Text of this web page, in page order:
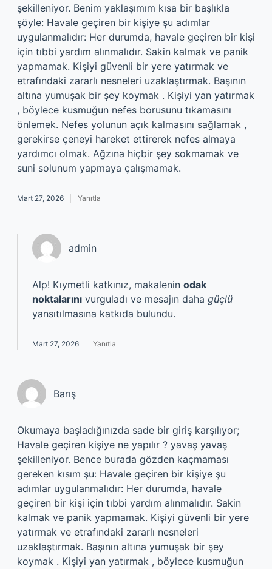
şekilleniyor. Benim yaklaşımım kısa bir başlıkla
şöyle: Havale geçiren bir kişiye şu adımlar
uygulanmalıdır: Her durumda, havale geçiren bir kişi
için tıbbi yardım alınmalıdır. Sakin kalmak ve panik
yapmamak. Kişiyi güvenli bir yere yatırmak ve
etrafındaki zararlı nesneleri uzaklaştırmak. Başının
altına yumuşak bir şey koymak . Kişiyi yan yatırmak
, böylece kusmuğun nefes borusunu tıkamasını
önlemek. Nefes yolunun açık kalmasını sağlamak ,
gerekirse çeneyi hareket ettirerek nefes almaya
yardımcı olmak. Ağzına hiçbir şey sokmamak ve
suni solunum yapmaya çalışmamak.
Mart 27, 2026 Yanıtla
admin
Alp! Kıymetli katkınız, makalenin odak
noktalarını vurguladı ve mesajın daha güçlü
yansıtılmasına katkıda bulundu.
Mart 27, 2026 Yanıtla
Barış
Okumaya başladığınızda sade bir giriş karşılıyor;
Havale geçiren kişiye ne yapılır ? yavaş yavaş
şekilleniyor. Bence burada gözden kaçmaması
gereken kısım şu: Havale geçiren bir kişiye şu
adımlar uygulanmalıdır: Her durumda, havale
geçiren bir kişi için tıbbi yardım alınmalıdır. Sakin
kalmak ve panik yapmamak. Kişiyi güvenli bir yere
yatırmak ve etrafındaki zararlı nesneleri
uzaklaştırmak. Başının altına yumuşak bir şey
koymak . Kişiyi yan yatırmak , böylece kusmuğun